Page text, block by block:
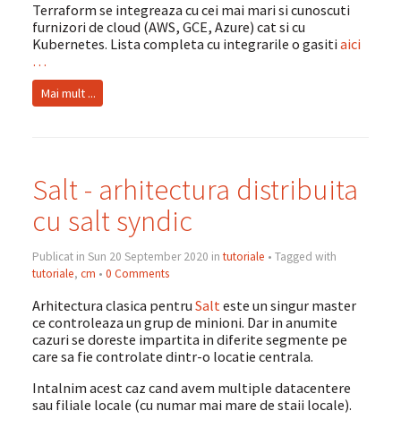
Terraform se integreaza cu cei mai mari si cunoscuti
furnizori de cloud (AWS, GCE, Azure) cat si cu
Kubernetes. Lista completa cu integrarile o gasitiaici
…
Mai mult ...
Salt - arhitectura distribuita
cu salt syndic
Publicat in Sun 20 September 2020 in tutoriale • Tagged with
tutoriale, cm • 0 Comments
Arhitectura clasica pentru Salt este un singur master
ce controleaza un grup de minioni. Dar in anumite
cazuri se doreste impartita in diferite segmente pe
care sa fie controlate dintr-o locatie centrala.
Intalnim acest caz cand avem multiple datacentere
sau filiale locale (cu numar mai mare de staii locale).